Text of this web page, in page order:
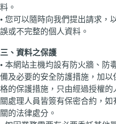
料。
• 您可以隨時向我們提出請求，
誤或不完整的個人資料。
三、資料之保護
• 本網站主機均設有防火牆、防
備及必要的安全防護措施，加
格的保護措施，只由經過授權
關處理人員皆簽有保密合約，
關的法律處分。